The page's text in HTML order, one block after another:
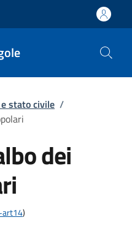
stato civile /
dei
)